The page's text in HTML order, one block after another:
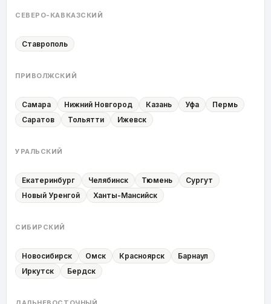
СЕВЕРО-КАВКАЗСКИЙ
Ставрополь
ПРИВОЛЖСКИЙ
Самара Нижний Новгород Казань Уфа
Пермь
Саратов
Тольятти Ижевск
УРАЛЬСКИЙ
Екатеринбург Челябинск Тюмень
Сургут
Новый Уренгой
Ханты-Мансийск
СИБИРСКИЙ
Новосибирск Омск Красноярск
Барнаул
Иркутск
Бердск